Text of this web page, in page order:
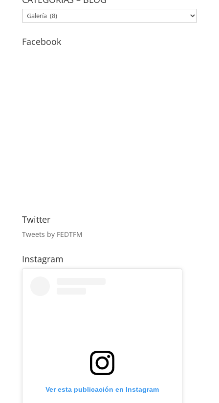
CATEGORÍAS
–
BLOG
Facebook
Twitter
Tweets by FEDTFM
Instagram
Ver esta publicación en Instagram